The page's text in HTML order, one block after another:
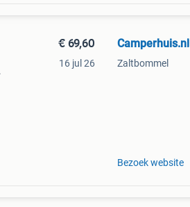
€ 69,60
16 jul 26
Camperhuis.nl
Zaltbommel
Bezoek website